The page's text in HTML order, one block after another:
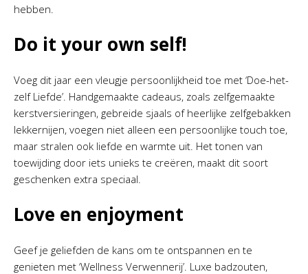
hebben.
Do it your own self!
Voeg dit jaar een vleugje persoonlijkheid toe met ‘Doe-het-
zelf Liefde’. Handgemaakte cadeaus, zoals zelfgemaakte
kerstversieringen, gebreide sjaals of heerlijke zelfgebakken
lekkernijen, voegen niet alleen een persoonlijke touch toe,
maar stralen ook liefde en warmte uit. Het tonen van
toewijding door iets unieks te creëren, maakt dit soort
geschenken extra speciaal.
Love en enjoyment
Geef je geliefden de kans om te ontspannen en te
genieten met ‘Wellness Verwennerij’. Luxe badzouten,